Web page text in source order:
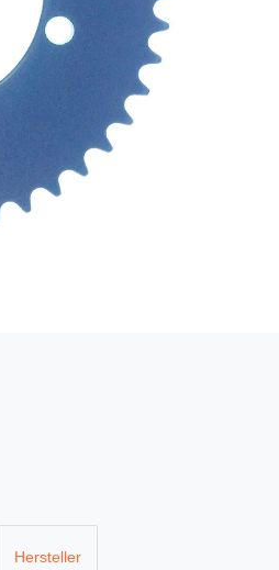
Hersteller